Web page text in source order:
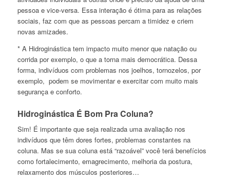
pessoa e vice-versa. Essa interação é ótima para as relações
sociais, faz com que as pessoas percam a timidez e criem
novas amizades.
* A Hidroginástica tem impacto muito menor que natação ou
corrida por exemplo, o que a torna mais democrática. Dessa
forma, indivíduos com problemas nos joelhos, tornozelos, por
exemplo, podem se movimentar e exercitar com muito mais
segurança e conforto.
Hidroginástica É Bom Pra Coluna?
Sim! É importante que seja realizada uma avaliação nos
indivíduos que têm dores fortes, problemas constantes na
coluna. Mas se sua coluna está “razoável” você terá benefícios
como fortalecimento, emagrecimento, melhoria da postura,
relaxamento dos músculos posteriores…